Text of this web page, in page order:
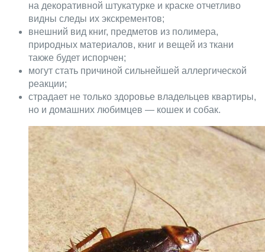
на декоративной штукатурке и краске отчетливо
видны следы их экскрементов;
внешний вид книг, предметов из полимера,
природных материалов, книг и вещей из ткани
также будет испорчен;
могут стать причиной сильнейшей аллергической
реакции;
страдает не только здоровье владельцев квартиры,
но и домашних любимцев — кошек и собак.